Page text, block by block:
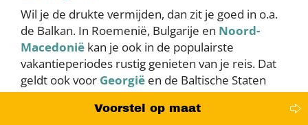
Wil je de drukte vermijden, dan zit je goed in o.a.
de Balkan. In Roemenië, Bulgarije en Noord-
Macedonië kan je ook in de populairste
vakantieperiodes rustig genieten van je reis. Dat
geldt ook voor Georgië en de Baltische Staten
(Estland, Letland en Litouwen). In landen als
Tsjechië, Ierland en delen vanZweden
Voorstel op maat